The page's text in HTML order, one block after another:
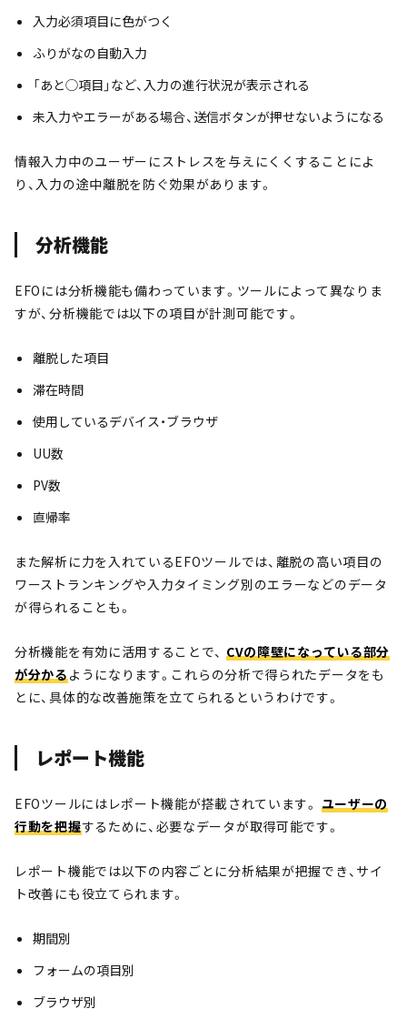
入力必須項目に色がつく
ふりがなの自動入力
「あと◯項目」など、入力の進行状況が表示される
未入力やエラーがある場合、送信ボタンが押せないようになる
情報入力中のユーザーにストレスを与えにくくすることによ
り、入力の途中離脱を防ぐ効果があります。
分析機能
EFOには分析機能も備わっています。ツールによって異なりま
すが、分析機能では以下の項目が計測可能です。
離脱した項目
滞在時間
使用しているデバイス・ブラウザ
UU数
PV数
直帰率
また解析に力を入れているEFOツールでは、離脱の高い項目の
ワーストランキングや入力タイミング別のエラーなどのデータ
が得られることも。
分析機能を有効に活用することで、 CVの障壁になっている部分
が分かるようになります。これらの分析で得られたデータをも
とに、具体的な改善施策を立てられるというわけです。
レポート機能
EFOツールにはレポート機能が搭載されています。 ユーザーの
行動を把握するために、必要なデータが取得可能です。
レポート機能では以下の内容ごとに分析結果が把握でき、サイ
ト改善にも役立てられます。
期間別
フォームの項目別
ブラウザ別